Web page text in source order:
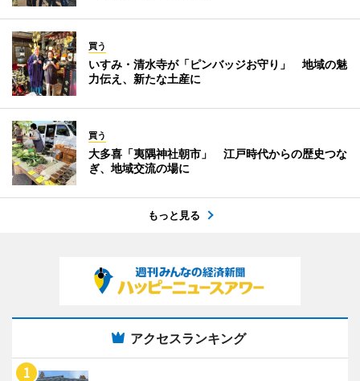
買う
いすみ・清水寺が「ピンバッジお守り」 地域の魅
力伝え、新たな土産に
買う
大多喜「夷隅神社朝市」 江戸時代からの歴史つな
ぎ、地域交流の場に
もっと見る
アクセスランキング